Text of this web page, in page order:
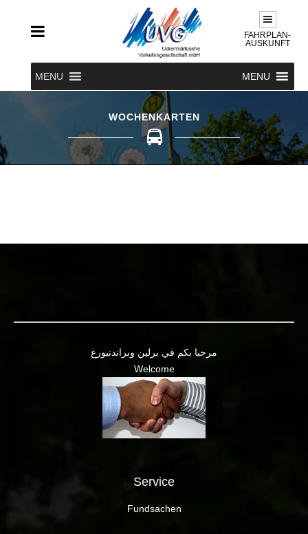
FAHRPLAN-
AUSKUNFT
MENU MENU
WOCHENKARTEN
مرحبا بكم في برلين وبراندنبورغ
Welcome
Service
Fundsachen